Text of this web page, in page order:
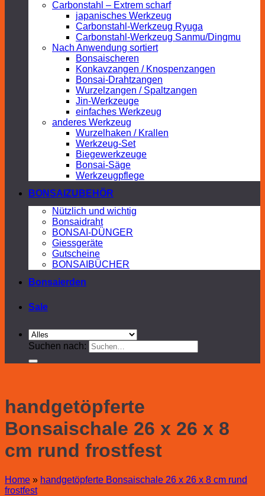
Carbonstahl – Extrem scharf
japanisches Werkzeug
Carbonstahl-Werkzeug Ryuga
Carbonstahl-Werkzeug Sanmu/Dingmu
Nach Anwendung sortiert
Bonsaischeren
Konkavzangen / Knospenzangen
Bonsai-Drahtzangen
Wurzelzangen / Spaltzangen
Jin-Werkzeuge
einfaches Werkzeug
anderes Werkzeug
Wurzelhaken / Krallen
Werkzeug-Set
Biegewerkzeuge
Bonsai-Säge
Werkzeugpflege
BONSAIZUBEHÖR
Nützlich und wichtig
Bonsaidraht
BONSAI-DÜNGER
Giessgeräte
Gutscheine
BONSAIBÜCHER
Bonsaierden
Sale
Suchen nach:
handgetöpferte
Bonsaischale 26 x 26 x 8
cm rund frostfest
Home » handgetöpferte Bonsaischale 26 x 26 x 8 cm rund
frostfest